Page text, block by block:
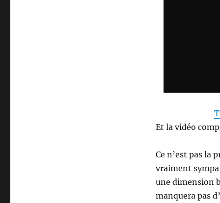
Et la vidéo
Ce n’est pas la
vraiment
une dimension
manquera pas